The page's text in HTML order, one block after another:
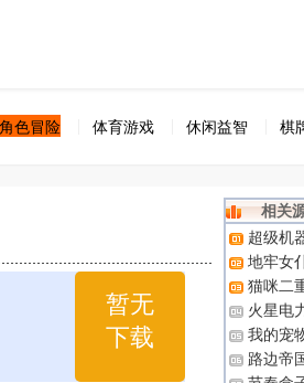
角色冒险 体育游戏 休闲益智 棋
暂无
下载
相关
超级机
地牢女
猫咪二
火星电
我的宠
路边帝